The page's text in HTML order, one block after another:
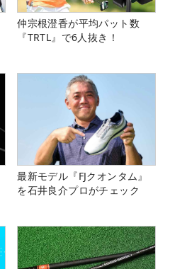
仲宗根澄香が平均パット数
『TRTL』で6人抜き！
最新モデル『FJクオンタム』
を石井良介プロがチェック